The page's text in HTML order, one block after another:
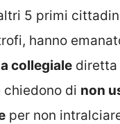
5 primi
hanno
collegiale
chiedono di non
per non